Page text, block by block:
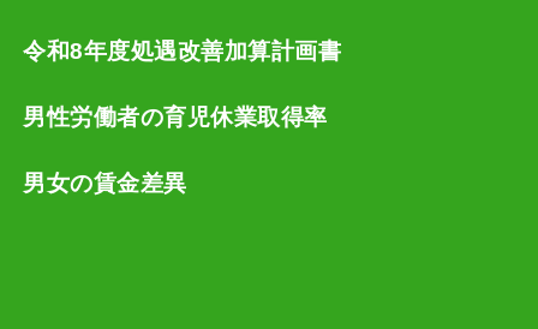
令和8年度処遇改善加算計画書
男性労働者の育児休業取得率
男女の賃金差異